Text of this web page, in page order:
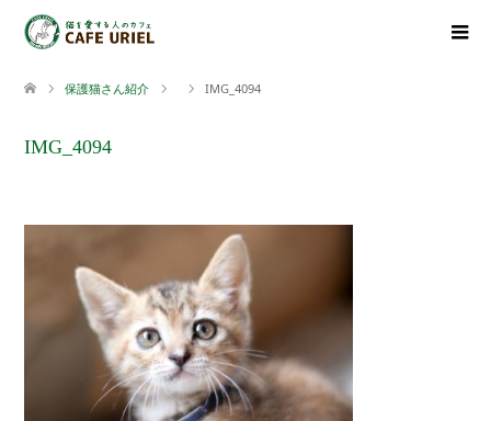
保護猫さん紹介 IMG_4094
IMG_4094